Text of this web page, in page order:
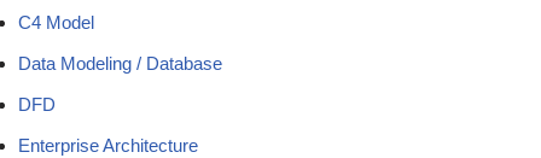
C4 Model
Data Modeling / Database
DFD
Enterprise Architecture